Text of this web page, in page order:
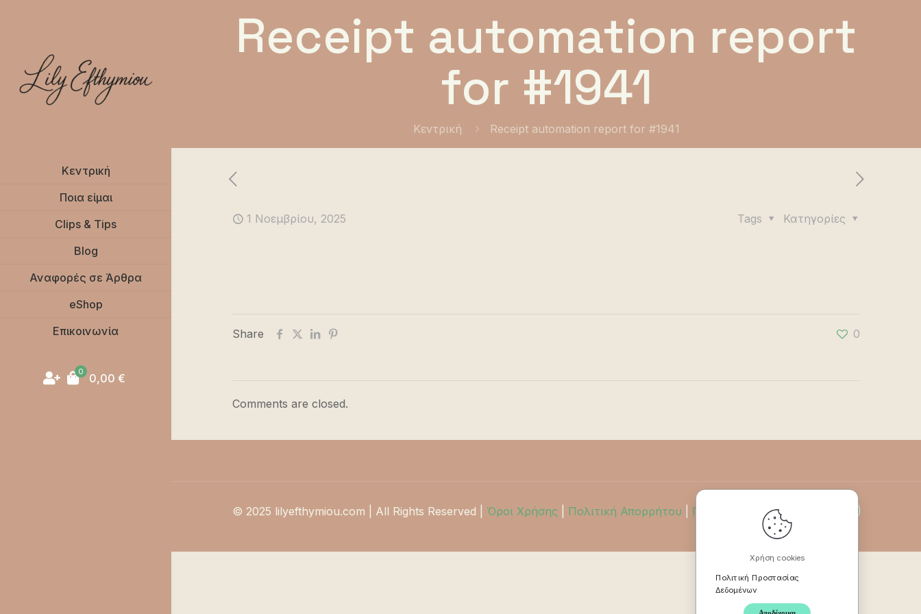
Κεντρική
Ποια είμαι
Clips & Tips
Blog
Αναφορές σε Άρθρα
eShop
Επικοινωνία
0 0,00 €
Receipt automation report
for #1941
Κεντρική Receipt automation report for #1941
1 Νοεμβρίου, 2025 Κατηγορίες
Tags
Share 0
Comments are closed.
© 2025 lilyefthymiou.com | All Rights Reserved | Όροι Χρήσης Πολιτική Απορρήτου Πολιτική Επιστροφών
Χρήση cookies
Πολιτική Προστασίας
Δεδομένων
Αποδέχομαι